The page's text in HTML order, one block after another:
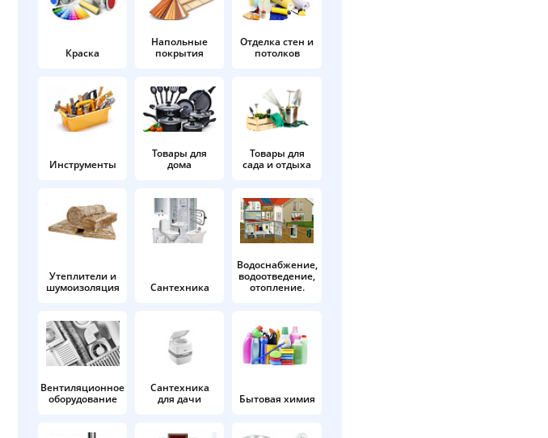
Краска
Напольные
покрытия
Отделка стен и
потолков
Инструменты
Товары для
дома
Товары для
сада и отдыха
Утеплители и
шумоизоляция
Сантехника
Водоснабжение,
водоотведение,
отопление.
Вентиляционное
оборудование
Сантехника
для дачи
Бытовая химия